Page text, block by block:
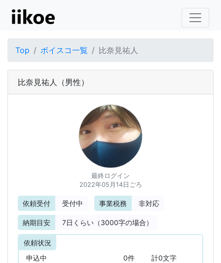
Top ボイスコ一覧 比奈見祐人
比奈見祐人 （男性）
最終ログイン
2022年05月14日ごろ
依頼受付 受付中 事業税務 非対応
納期目安 7日くらい（3000字の場合）
依頼状況
申込中
0件
計0文字